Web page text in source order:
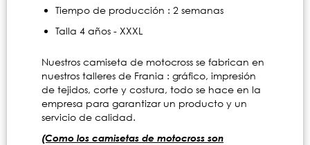
Tiempo de producción : 2 semanas
Talla 4 años - XXXL
Nuestros camiseta de motocross se fabrican en
nuestros talleres de Frania : gráfico, impresión
de tejidos, corte y costura, todo se hace en la
empresa para garantizar un producto y un
servicio de calidad.
(Como los camisetas de motocross son